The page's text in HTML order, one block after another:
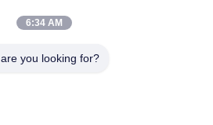
उपकरण देने वाला। कॉपीराइट © 2023-2026
6:34 AM
you looking for?